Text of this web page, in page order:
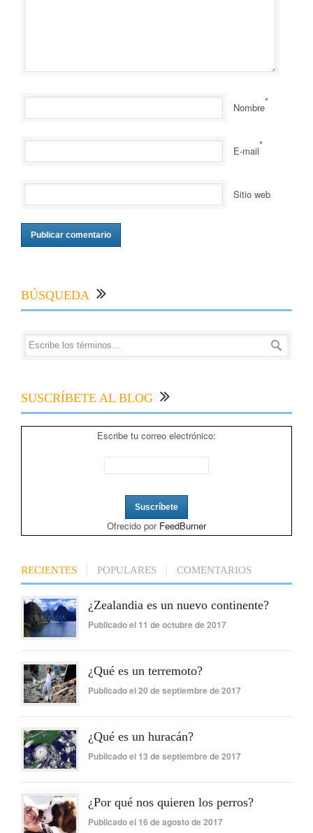
Nombre*
E-mail*
Sitio web
BÚSQUEDA
SUSCRÍBETE AL BLOG
Escribe tu correo electrónico:
Ofrecido por FeedBurner
RECIENTES POPULARES COMENTARIOS
¿Zealandia es un nuevo continente?
Publicado el 11 de octubre de 2017
¿Qué es un terremoto?
Publicado el 20 de septiembre de 2017
¿Qué es un huracán?
Publicado el 13 de septiembre de 2017
¿Por qué nos quieren los perros?
Publicado el 16 de agosto de 2017